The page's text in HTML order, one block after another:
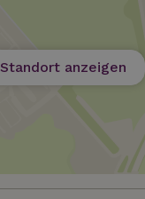
Standort anzeigen